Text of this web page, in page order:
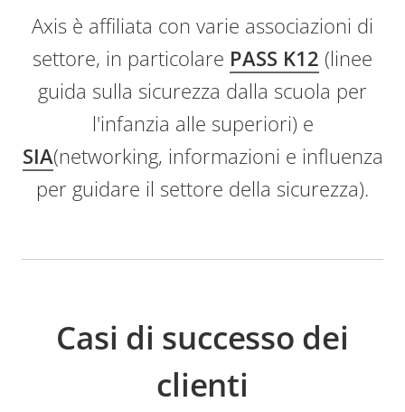
Axis è affiliata con varie associazioni di
settore, in particolare PASS K12 (linee
guida sulla sicurezza dalla scuola per
l'infanzia alle superiori) e
SIA(networking, informazioni e influenza
per guidare il settore della sicurezza).
Casi di successo dei
clienti